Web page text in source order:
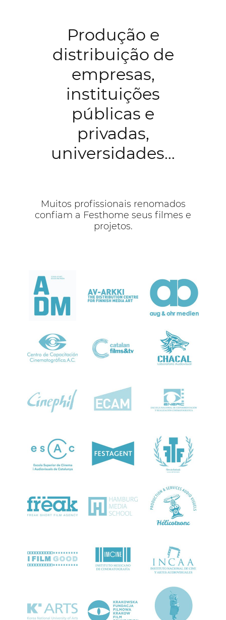
Produção e
distribuição de
empresas,
instituições
públicas e
privadas,
universidades…
Muitos profissionais renomados
confiam a Festhome seus filmes e
projetos.